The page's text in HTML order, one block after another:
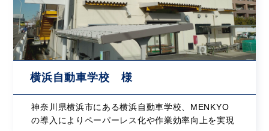
横浜自動車学校 様
神奈川県横浜市にある横浜自動車学校、MENKYO
の導入によりペーパーレス化や作業効率向上を実現